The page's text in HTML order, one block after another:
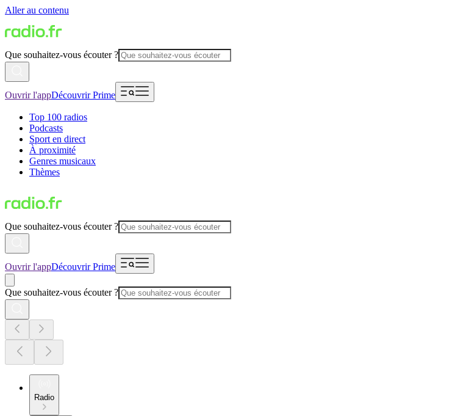
Aller au contenu
Que souhaitez-vous écouter ?
Ouvrir l'appDécouvrir Prime
Top 100 radios
Podcasts
Sport en direct
À proximité
Genres musicaux
Thèmes
Que souhaitez-vous écouter ?
Ouvrir l'appDécouvrir Prime
Que souhaitez-vous écouter ?
Radio